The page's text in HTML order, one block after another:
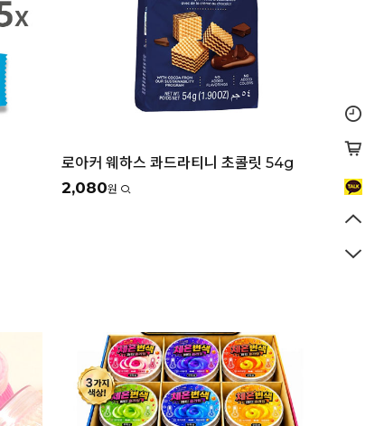
로아커 웨하스 콰드라티니 초콜릿 54g
2,080원